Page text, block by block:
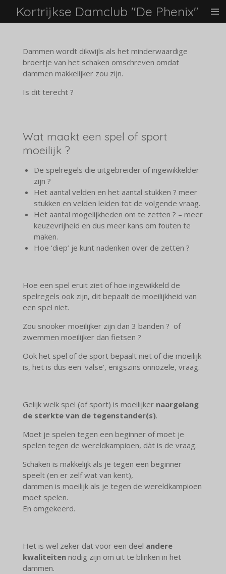
direct
hoofdinhoud
Kortrijkse Damclub "De Phenix"
Dammen wordt dikwijls als het minderwaardige
broertje van het schaken omschreven omdat
dammen makkelijker zou zijn.
Is dit terecht ?
Wat maakt een spel of sport
moeilijk ?
De spelregels die uitgebreider of ingewikkelder
zijn ?
Het aantal velden en het aantal stukken ? meer
stukken en velden leiden tot de volgende vraag.
Het aantal mogelijkheden om te zetten ? – meer
keuzevrijheid en dus meer kans om fouten te
maken.
Hoe ‘diep’ je kunt nadenken over de zetten ?
Hoe een spel eruit ziet of hoe ingewikkeld de
spelregels ook zijn, dit bepaalt de moeilijkheid van
een spel niet.
Zou snooker moeilijker zijn dan 3 banden ? of
zwemmen moeilijker dan fietsen ?
Ook het spel of de sport bepaalt niet of die moeilijk
is, het is dus een 'valse', enigszins onnozele, vraag.
Gelijk welk spel (of sport) is moeilijker naargelang
de sterkte van de tegenstander(s).
Moet je spelen tegen een beginner of moet je
spelen tegen de wereldkampioen, dàt is de vraag.
Schaken is makkelijk als je tegen een beginner
speelt (en er zelf wat van kent),
dammen is moeilijk als je tegen de wereldkampioen
moet spelen.
En omgekeerd.
Het is wel zeker dat voor een deel andere
kwaliteitennodig zijn om uit te blinken in het
dammen.